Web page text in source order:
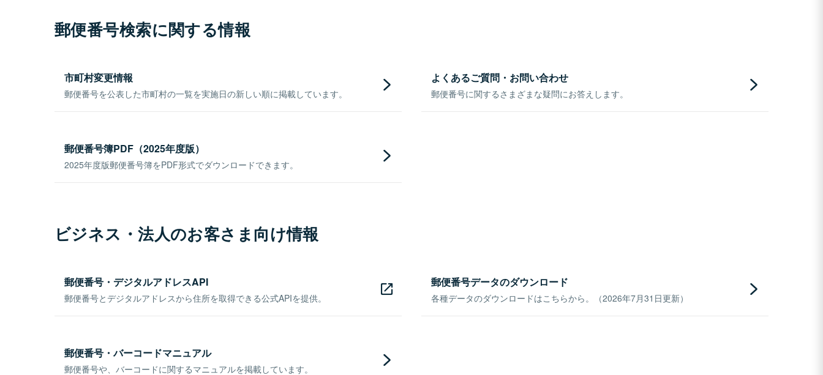
郵便番号検索に関する情報
市町村変更情報
郵便番号を公表した市町村の一覧を実施日の新しい順に掲載しています。
よくあるご質問・お問い合わせ
郵便番号に関するさまざまな疑問にお答えします。
郵便番号簿PDF（2025年度版）
2025年度版郵便番号簿をPDF形式でダウンロードできます。
ビジネス・法人のお客さま向け情報
郵便番号・デジタルアドレスAPI
郵便番号とデジタルアドレスから住所を取得できる公式APIを提供。
郵便番号データのダウンロード
各種データのダウンロードはこちらから。（2026年7月31日更新）
郵便番号・バーコードマニュアル
郵便番号や、バーコードに関するマニュアルを掲載しています。